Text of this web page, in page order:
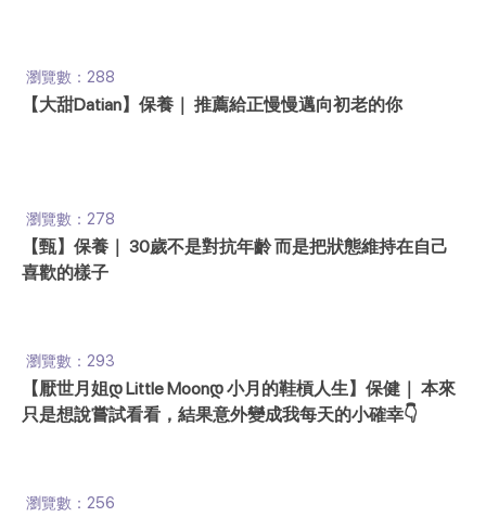
瀏覽數：288
【大甜Datian】保養｜ 推薦給正慢慢邁向初老的你
瀏覽數：278
【甄】保養｜ 30歲不是對抗年齡 而是把狀態維持在自己
喜歡的樣子
瀏覽數：293
【厭世月姐დ Little Moonდ 小月的鞋槓人生】保健｜ 本來
只是想說嘗試看看，結果意外變成我每天的小確幸👇
瀏覽數：256